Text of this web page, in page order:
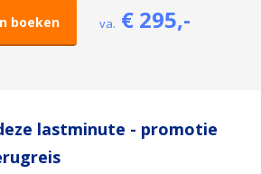
boeken va. € 295,-
lastminute - promotie